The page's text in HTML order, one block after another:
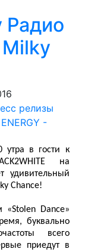
Радио
Milky
релизы
в гости к
на
удивительный
Chance!
«Stolen Dance»
буквально
всего
приедут в